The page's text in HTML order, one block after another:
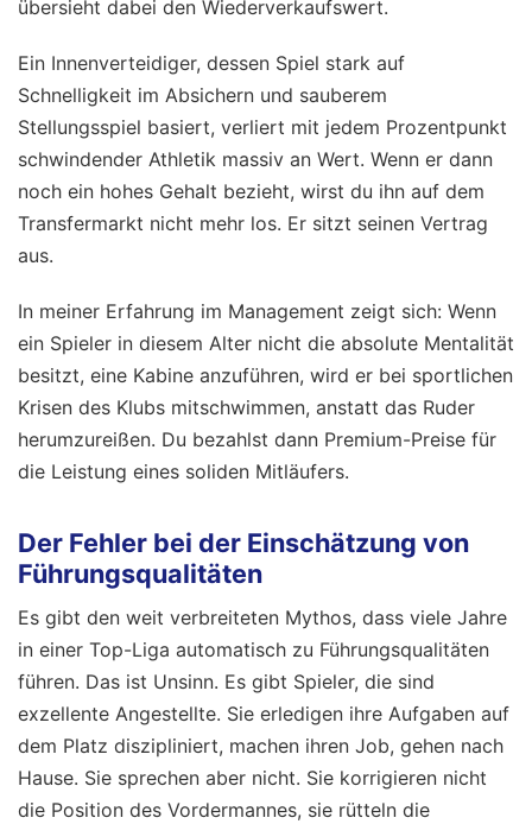
übersieht dabei den Wiederverkaufswert.
Ein Innenverteidiger, dessen Spiel stark auf
Schnelligkeit im Absichern und sauberem
Stellungsspiel basiert, verliert mit jedem Prozentpunkt
schwindender Athletik massiv an Wert. Wenn er dann
noch ein hohes Gehalt bezieht, wirst du ihn auf dem
Transfermarkt nicht mehr los. Er sitzt seinen Vertrag
aus.
In meiner Erfahrung im Management zeigt sich: Wenn
ein Spieler in diesem Alter nicht die absolute Mentalität
besitzt, eine Kabine anzuführen, wird er bei sportlichen
Krisen des Klubs mitschwimmen, anstatt das Ruder
herumzureißen. Du bezahlst dann Premium-Preise für
die Leistung eines soliden Mitläufers.
Der Fehler bei der Einschätzung von
Führungsqualitäten
Es gibt den weit verbreiteten Mythos, dass viele Jahre
in einer Top-Liga automatisch zu Führungsqualitäten
führen. Das ist Unsinn. Es gibt Spieler, die sind
exzellente Angestellte. Sie erledigen ihre Aufgaben auf
dem Platz diszipliniert, machen ihren Job, gehen nach
Hause. Sie sprechen aber nicht. Sie korrigieren nicht
die Position des Vordermannes, sie rütteln die